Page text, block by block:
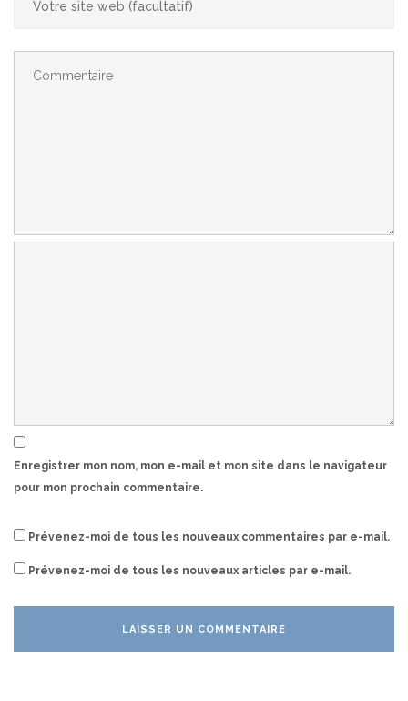
Enregistrer mon nom, mon e-mail et mon site dans le navigateur
pour mon prochain commentaire.
Prévenez-moi de tous les nouveaux commentaires par e-mail.
Prévenez-moi de tous les nouveaux articles par e-mail.